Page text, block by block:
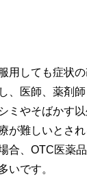
用しても症状
、医師、薬剤
ミやそばかす以
が難しいとさ
合、OTC医薬
いです。